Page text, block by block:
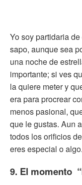
Yo soy partidaria
sapo, aunque sea
una noche de
importante; si ves
la quiere meter y
era para procrear
menos pasional,
que le gustas. Aun
todos los orificios
eres especial o algo.
9. El momento